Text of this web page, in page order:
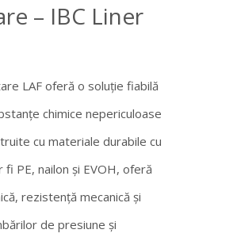
– IBC Liner
LAF oferă o soluție fiabilă
chimice nepericuloase
cu materiale durabile cu
PE, nailon și EVOH, oferă
rezistență mecanică și
de presiune și